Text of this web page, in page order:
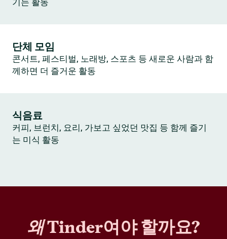
기는 활동
단체 모임
콘서트, 페스티벌, 노래방, 스포츠 등 새로운 사람과 함
께하면 더 즐거운 활동
식음료
커피, 브런치, 요리, 가보고 싶었던 맛집 등 함께 즐기
는 미식 활동
왜Tinder여야 할까요?